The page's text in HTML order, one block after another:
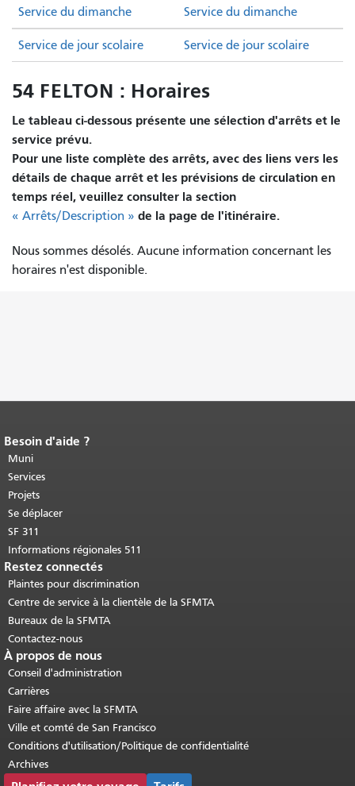
Service du dimanche Service du dimanche
Service de jour scolaire Service de jour scolaire
54 FELTON : Horaires
Le tableau ci-dessous présente une sélection d'arrêts et le
service prévu.
Pour une liste complète des arrêts, avec des liens vers les
détails de chaque arrêt et les prévisions de circulation en
temps réel, veuillez consulter la section
« Arrêts/Description » de la page de l'itinéraire.
Nous sommes désolés. Aucune information concernant les
horaires n'est disponible.
Fin du contenu de la page.
cette page se répète sur chaque page.
Retour au haut du contenu principal
Besoin d'aide ?
Muni
Services
Projets
Se déplacer
SF 311
Informations régionales 511
Restez connectés
Plaintes pour discrimination
Centre de service à la clientèle de la SFMTA
Bureaux de la SFMTA
Contactez-nous
À propos de nous
Conseil d'administration
Carrières
Faire affaire avec la SFMTA
Ville et comté de San Francisco
Conditions d'utilisation/Politique de confidentialité
Archives